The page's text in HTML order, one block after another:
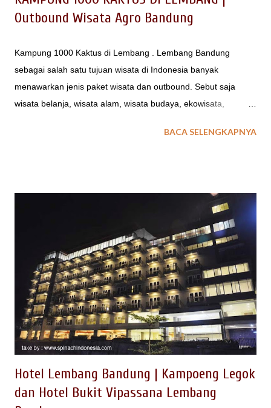
Outbound Wisata Agro Bandung
Kampung 1000 Kaktus di Lembang . Lembang Bandung
sebagai salah satu tujuan wisata di Indonesia banyak
menawarkan jenis paket wisata dan outbound. Sebut saja
wisata belanja, wisata alam, wisata budaya, ekowisata,
Bandung; bahkan banyak yang belum tergali. Untuk kegiatan
agrowisata berbasi pengembangan masyarakat. OUTBOUND
DI WISATA KAMPUNG KAKTUS Salah satu tempat wisata
outbound kemasan berbeda, saat ini sedang dikembangkan
berupa Wisata Outbound Kampung Kaktus Lembang.
Kegiatan outbound berupa Eko Wisata dan Agro Wisata di
Kampung Cikidang Langensari Lembang Bandung ini, pada
awalnya dikembangkan pada 2007 melalui kemasan program
studi banding dari beberapa perusahaan besar di Indonesia
dengan fasilitator EO Spinach Indonesia. Penamaan...
BACA SELENGKAPNYA
Hotel Lembang Bandung | Kampoeng Legok
dan Hotel Bukit Vipassana Lembang